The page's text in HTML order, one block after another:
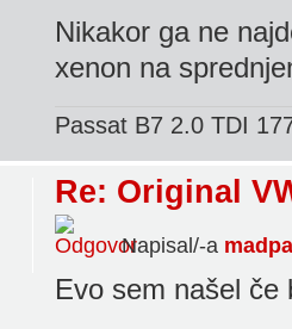
Nikakor ga ne
xenon na
Passat B7 2.0 TDI
Re: Original
Napisal/-a
Evo sem našel